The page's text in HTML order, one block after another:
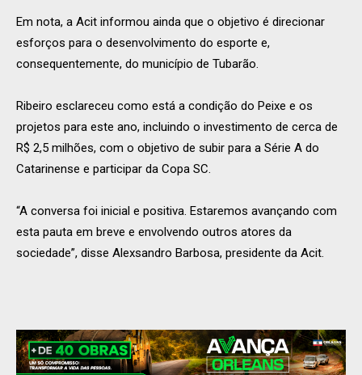
Em nota, a Acit informou ainda que o objetivo é direcionar
esforços para o desenvolvimento do esporte e,
consequentemente, do município de Tubarão.
Ribeiro esclareceu como está a condição do Peixe e os
projetos para este ano, incluindo o investimento de cerca de
R$ 2,5 milhões, com o objetivo de subir para a Série A do
Catarinense e participar da Copa SC.
“A conversa foi inicial e positiva. Estaremos avançando com
esta pauta em breve e envolvendo outros atores da
sociedade”, disse Alexsandro Barbosa, presidente da Acit.